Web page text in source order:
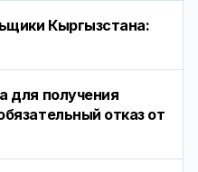
Кыргызстана:
для получения
отказ от